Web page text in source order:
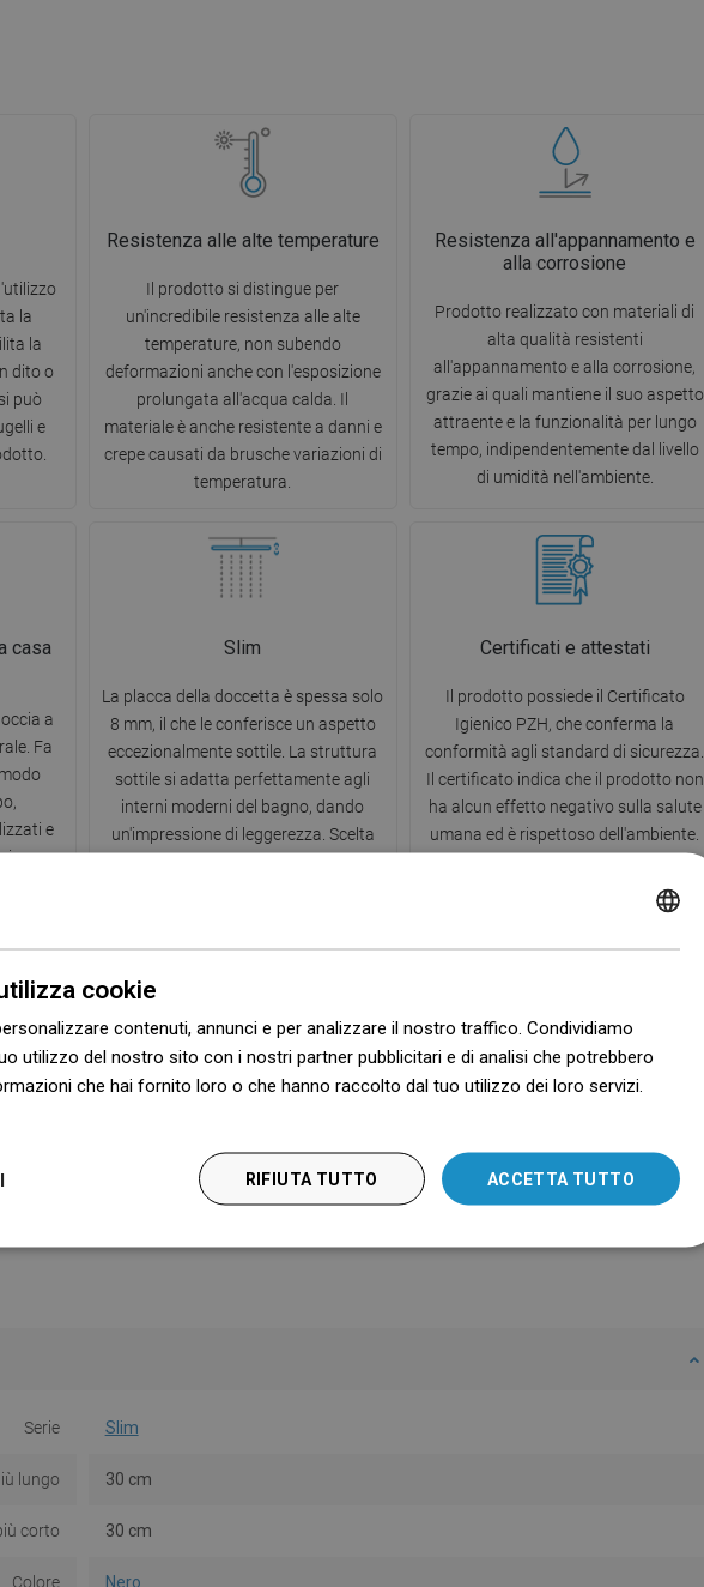
la
la
dito o
può
e
Resistenza alle alte temperature
Il prodotto si distingue per
un'incredibile resistenza alle alte
temperature, non subendo
deformazioni anche con l'esposizione
prolungata all'acqua calda. Il
materiale è anche resistente a danni e
crepe causati da brusche variazioni di
temperatura.
Resistenza all'appannamento e
alla corrosione
Prodotto realizzato con materiali di
alta qualità resistenti
all'appannamento e alla corrosione,
grazie ai quali mantiene il suo aspetto
attraente e la funzionalità per lungo
tempo, indipendentemente dal livello
di umidità nell'ambiente.
casa
a
Fa
e
Slim
La placca della doccetta è spessa solo
8 mm, il che le conferisce un aspetto
eccezionalmente sottile. La struttura
sottile si adatta perfettamente agli
interni moderni del bagno, dando
un'impressione di leggerezza. Scelta
Certificati e attestati
Il prodotto possiede il Certificato
Igienico PZH, che conferma la
conformità agli standard di sicurezza.
Il certificato indica che il prodotto non
ha alcun effetto negativo sulla salute
umana ed è rispettoso dell'ambiente.
Serie Slim
lungo 30 cm
corto 30 cm
Colore Nero
ENGLISH
SLOVAK
ROMANIAN
FRENCH
cookie
contenuti, annunci e per analizzare il nostro traffico. Condividiamo
utilizzo del nostro sito con i nostri partner pubblicitari e di analisi che potrebbero
che hai fornito loro o che hanno raccolto dal tuo utilizzo dei loro servizi.
ACCETTA TUTTO
RIFIUTA TUTTO